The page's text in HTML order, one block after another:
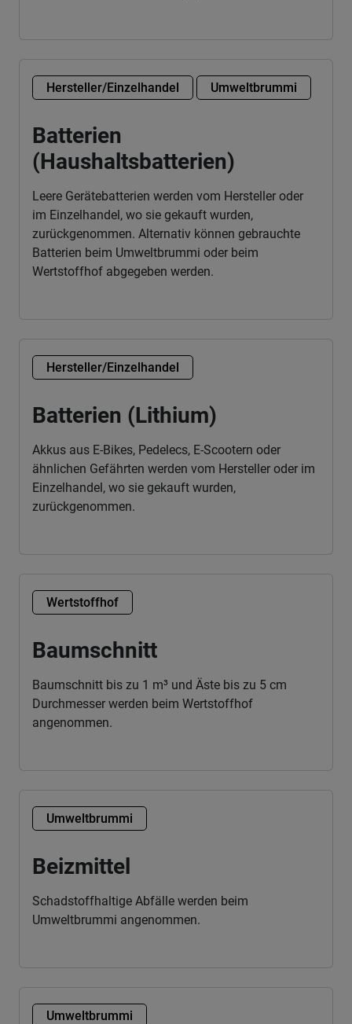
Hersteller/Einzelhandel Umweltbrummi
Batterien
(Haushaltsbatterien)
Leere Gerätebatterien werden vom Hersteller oder
im Einzelhandel, wo sie gekauft wurden,
zurückgenommen. Alternativ können gebrauchte
Batterien beim Umweltbrummi oder beim
Wertstoffhof abgegeben werden.
Hersteller/Einzelhandel
Batterien (Lithium)
Akkus aus E-Bikes, Pedelecs, E-Scootern oder
ähnlichen Gefährten werden vom Hersteller oder im
Einzelhandel, wo sie gekauft wurden,
zurückgenommen.
Wertstoffhof
Baumschnitt
Baumschnitt bis zu 1 m³ und Äste bis zu 5 cm
Durchmesser werden beim Wertstoffhof
angenommen.
Umweltbrummi
Beizmittel
Schadstoffhaltige Abfälle werden beim
Umweltbrummi angenommen.
Umweltbrummi